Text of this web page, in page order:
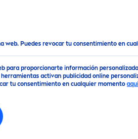
Puedes revocar tu consentimiento en
para proporcionarte información
activan publicidad online
tu consentimiento en cualquier momento